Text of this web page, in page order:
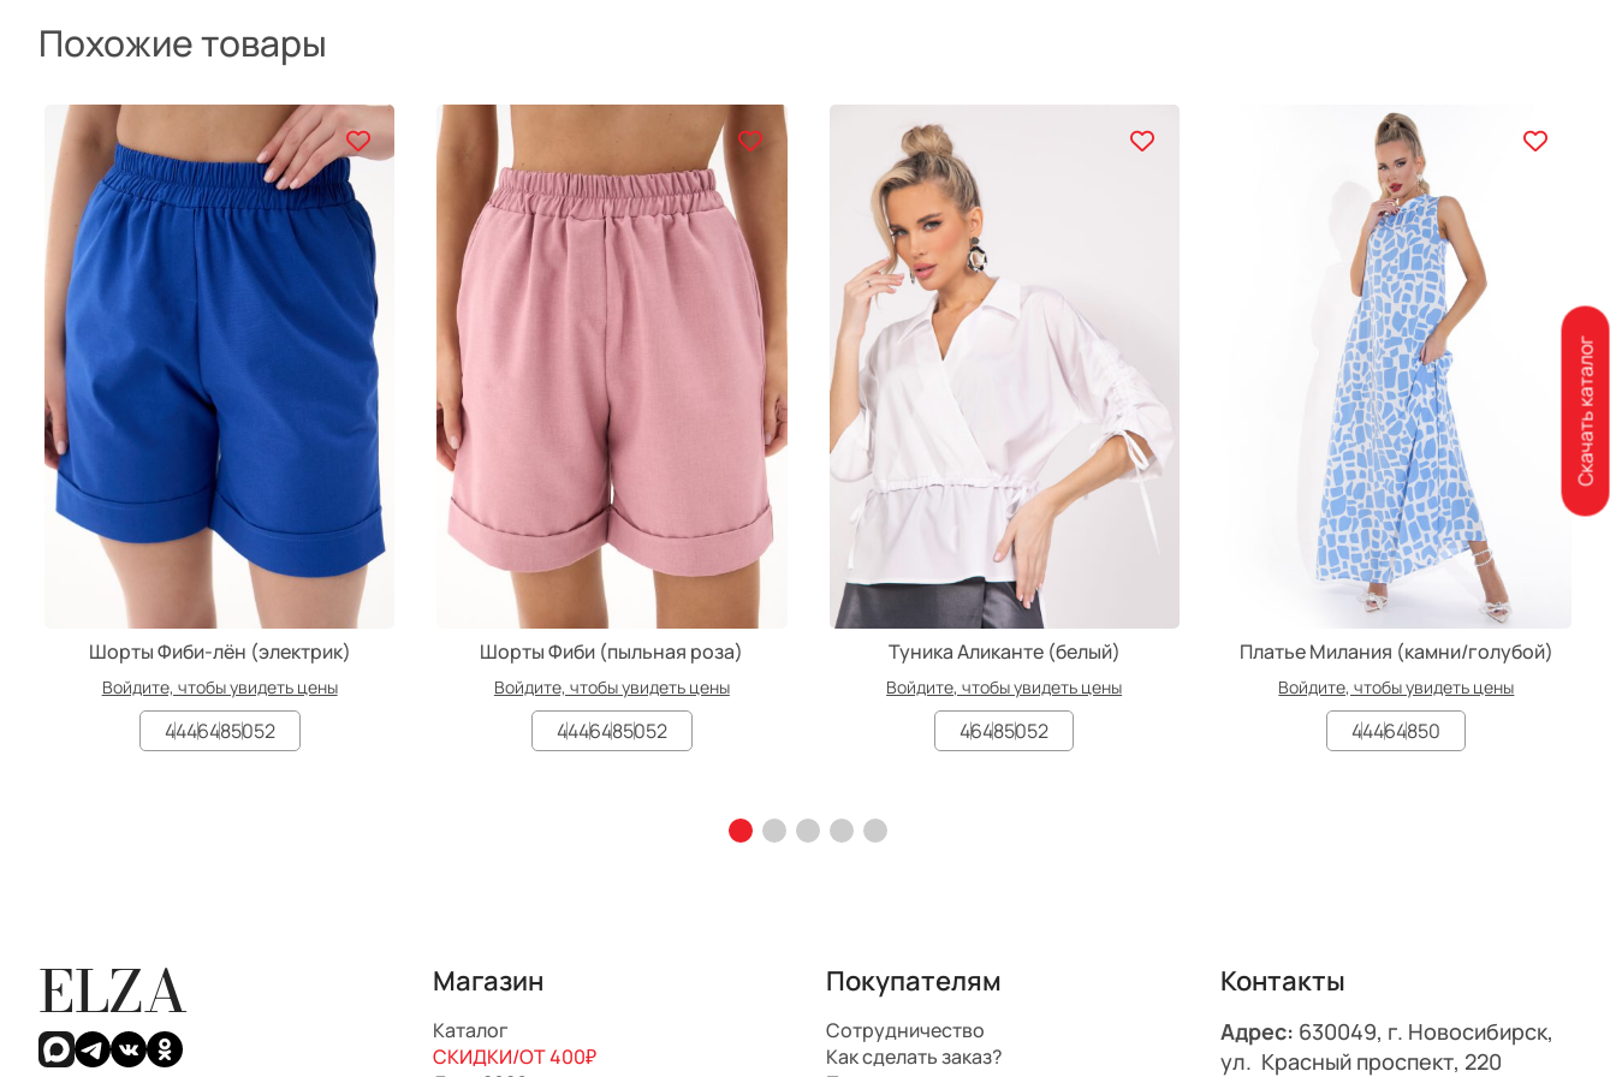
Похожие товары
Шорты Фиби-лён (электрик)
Войдите, чтобы увидеть цены
4446485052
Шорты Фиби (пыльная роза)
Войдите, чтобы увидеть цены
4446485052
Туника Аликанте (белый)
Войдите, чтобы увидеть цены
46485052
Платье Милания (камни/голубой)
Войдите, чтобы увидеть цены
44464850
ELZA Магазин
Каталог
СКИДКИ/ОТ 400₽
Покупателям
Сотрудничество
Как сделать заказ?
Контакты
Адрес: 630049, г. Новосибирск,
ул. Красный проспект, 220
Скачать каталог